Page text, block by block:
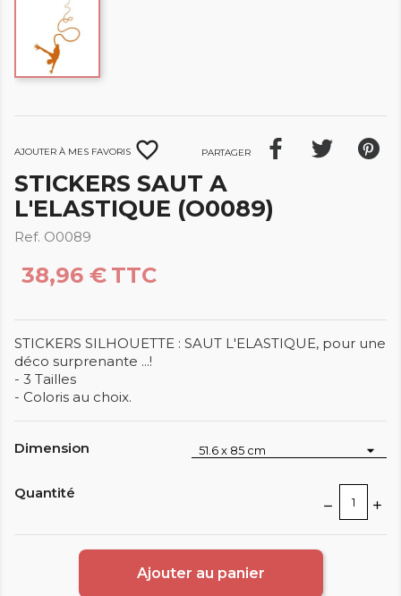
Ajouter à mes favoris favorite_border Partager
STICKERS SAUT A
L'ELASTIQUE (O0089)
Ref. O0089
38,96 € TTC
STICKERS SILHOUETTE : SAUT L'ELASTIQUE, pour une
déco surprenante ...!
- 3 Tailles
- Coloris au choix.
Dimension
Quantité
Ajouter au panier